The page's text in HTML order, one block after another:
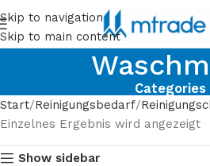
Skip to navigation
Skip to main content
Categories
Start Reinigungsbedarf
Einzelnes Ergebnis wird angezeigt
Show sidebar